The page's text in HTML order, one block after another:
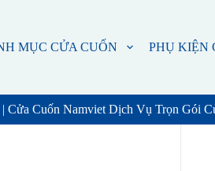
MỤC CỬA CUỐN PHỤ KIỆN
Cuốn Namviet Dịch Vụ Trọn Gói